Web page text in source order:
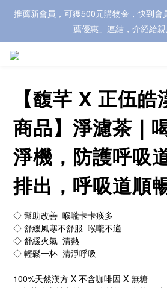
歡迎蒞臨【漢方職人】，立即加入會員
推薦新會員，可獲500元購物金，快到會
薦優惠」連結，介紹給
歡迎蒞臨【漢方職人】，立即加入會員
【馥芊 X 正伍皓
商品】淨濾茶｜
淨機，防護呼吸
排出，呼吸道順
◇ 幫助改善  喉嚨卡卡痰多
◇ 舒緩風寒不舒服  喉嚨不適
◇ 舒緩火氣  清熱
◇ 輕鬆一杯  清淨呼吸
100%天然漢方 X 不含咖啡因 X 無糖